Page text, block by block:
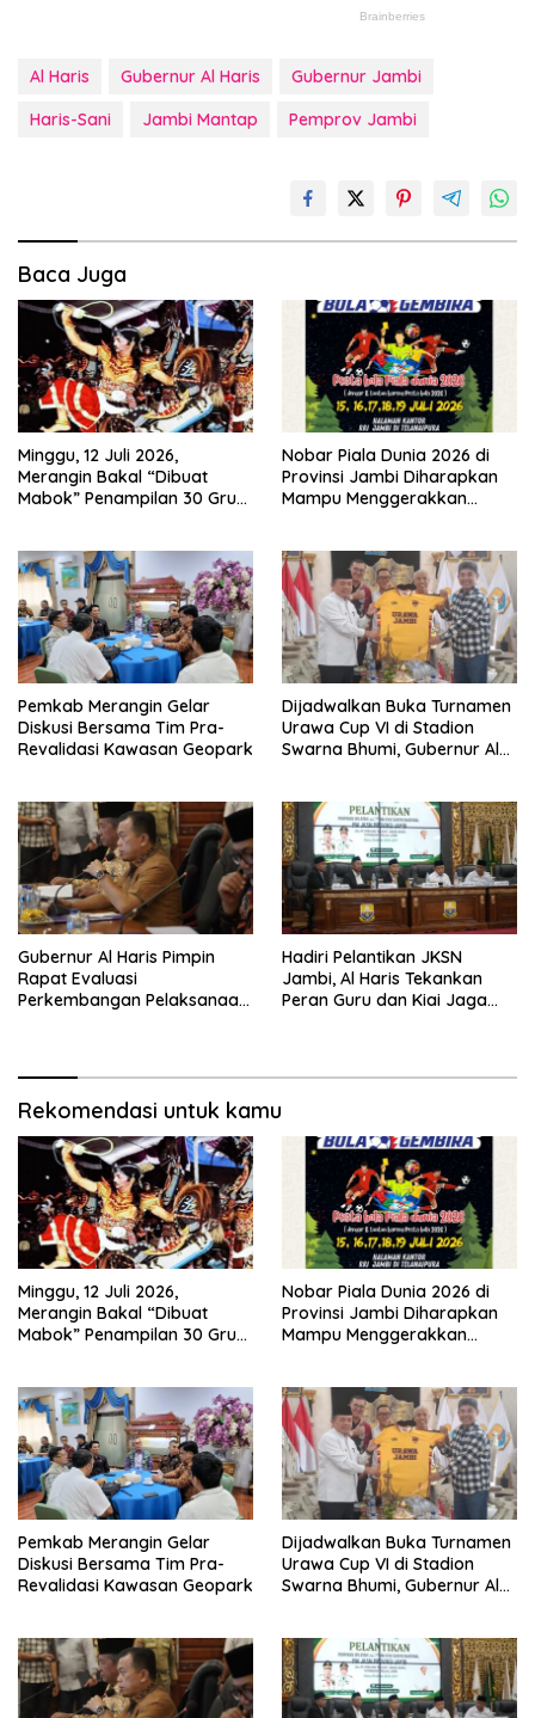
Al Haris Gubernur Al Haris
Gubernur Jambi
Haris-Sani
Jambi Mantap Pemprov Jambi
Baca Juga
Minggu, 12 Juli 2026,
Merangin Bakal “Dibuat
Mabok” Penampilan 30 Grup
Nobar Piala Dunia 2026 di
Provinsi Jambi Diharapkan
Mampu Menggerakkan
Pemkab Merangin Gelar
Diskusi Bersama Tim Pra-
Revalidasi Kawasan Geopark
Dijadwalkan Buka Turnamen
Urawa Cup VI di Stadion
Swarna Bhumi, Gubernur Al
Gubernur Al Haris Pimpin
Rapat Evaluasi
Perkembangan Pelaksanaan
Hadiri Pelantikan JKSN
Jambi, Al Haris Tekankan
Peran Guru dan Kiai Jaga
Rekomendasi untuk kamu
Minggu, 12 Juli 2026,
Merangin Bakal “Dibuat
Mabok” Penampilan 30 Grup
Nobar Piala Dunia 2026 di
Provinsi Jambi Diharapkan
Mampu Menggerakkan
Pemkab Merangin Gelar
Diskusi Bersama Tim Pra-
Revalidasi Kawasan Geopark
Dijadwalkan Buka Turnamen
Urawa Cup VI di Stadion
Swarna Bhumi, Gubernur Al